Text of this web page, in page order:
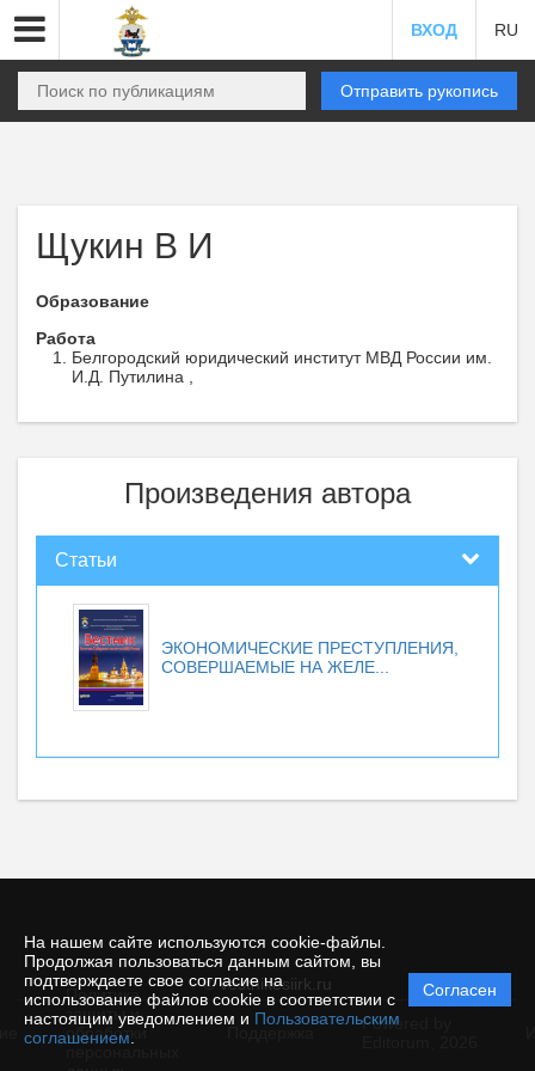
На нашем сайте используются cookie-файлы.
Продолжая пользоваться данным сайтом, вы
подтверждаете свое согласие на
использование файлов cookie в соответствии с
настоящим уведомлением и Пользовательским
соглашением
Согласен
ВХОД RU
Отправить рукопись
Щукин В И
Образование
Работа
Белгородский юридический институт МВД России им.
И.Д. Путилина ,
Произведения автора
Статьи
ЭКОНОМИЧЕСКИЕ ПРЕСТУПЛЕНИЯ,
СОВЕРШАЕМЫЕ НА ЖЕЛЕ...
© vestnikesiirk.ru
Политика
защиты и
обработки
Powered by